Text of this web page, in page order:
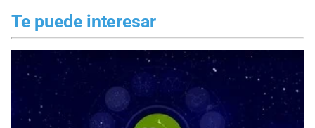
Te puede interesar